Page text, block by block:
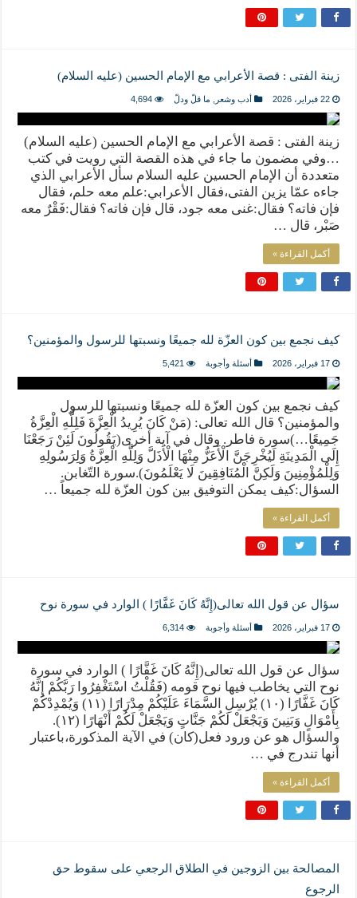
زينة الفتى : قصة الأعرابي مع الإمام الحسين (عليه السلام)
22 فبراير، 2026 أدب وشعر ما قلّ ودلّ 4,694
زينة الفتى : قصة الأعرابي مع الإمام الحسين (عليه السلام)
…وفي مضمون ما جاء في هذه القصة التي رويت في كتب
متعددة أن الإمام الحسين عليه السلام سأل الأعرابي الذي
جاءه عمّا يزين الفتى،فقال الأعرابي:علم معه حلم، فقال
فإن فاته؟ فقال:غنى معه جود، قال فإن فاته؟ فقال:فَقْرٌ معه
صَبْر، قال …
أكمل القراءة »
كيف نجمع بين كون العزّة لله جميعًا ونسبتها للرسول والمؤمنين؟
17 فبراير، 2026 أسئلة وأجوبة 5,421
كيف نجمع بين كون العزّة لله جميعًا ونسبتها للرسول
والمؤمنين؟ قال الله تعالى: (مَنْ كَانَ يُرِيدُ الْعِزَّةَ فَلِلَّهِ الْعِزَّةُ
جَمِيعًا…)سورة فاطر. وقال في آية أخرى(يَقُولُونَ لَئِنْ رَجَعْنَا
إِلَى الْمَدِينَةِ لَيُخْرِجَنَّ الْأَعَزُّ مِنْهَا الْأَذَلَّ وَلِلَّهِ الْعِزَّةُ وَلِرَسُولِهِ
وَلِلْمُؤْمِنِينَ وَلَكِنَّ الْمُنَافِقِينَ لَا يَعْلَمُونَ).سورة التّغابن.
السؤال:كيف يمكن التوفيق بين كون العزّة لله جميعاً …
أكمل القراءة »
سؤال عن قول الله تعالى(إِنَّهُ كَانَ غَفَّارًا ) الوارد في سورة نوح
17 فبراير، 2026 أسئلة وأجوبة 6,314
سؤال عن قول الله تعالى(إِنَّهُ كَانَ غَفَّارًا ) الوارد في سورة
نوح التي يخاطب فيها نوح قومه (فَقُلْتُ اسْتَغْفِرُوا رَبَّكُمْ إِنَّهُ
كَانَ غَفَّارًا (١٠) يُرْسِلِ السَّمَاءَ عَلَيْكُمْ مِدْرَارًا (١١) وَيُمْدِدْكُمْ
بِأَمْوَالٍ وَبَنِينَ وَيَجْعَلْ لَكُمْ جَنَّاتٍ وَيَجْعَلْ لَكُمْ أَنْهَارًا (١٢).
والسؤال هو عن ورود فعل(كان) في الآية المذكورة،باعتبار
أنها تندرج في …
أكمل القراءة »
المصالحة بين الزوجين في الطلاق الرجعي على سقوط حق
الرجوع